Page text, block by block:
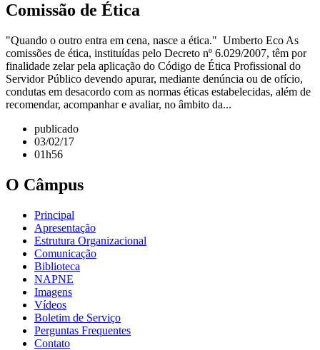
Comissão de Ética
"Quando o outro entra em cena, nasce a ética." Umberto Eco As
comissões de ética, instituídas pelo Decreto nº 6.029/2007, têm por
finalidade zelar pela aplicação do Código de Ética Profissional do
Servidor Público devendo apurar, mediante denúncia ou de ofício,
condutas em desacordo com as normas éticas estabelecidas, além de
recomendar, acompanhar e avaliar, no âmbito da...
publicado
03/02/17
01h56
O Câmpus
Principal
Apresentação
Estrutura Organizacional
Comunicação
Biblioteca
NAPNE
Imagens
Vídeos
Boletim de Serviço
Perguntas Frequentes
Contato